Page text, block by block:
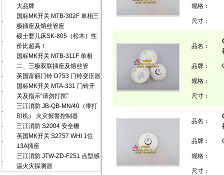
大品牌
·
国标MK开关 MTB-302F 单相三
极插座及熔丝管座
·
硕士婴儿床SK-805（松木）性
价比超高！
·
国标MK开关 MTB-311F 单相
二、三极双联插座及熔丝管
·
英国富丽门铃 D753 门铃变压器
·
国标MK开关 MTA-331 门铃开
关及指示“请勿打扰”
·
三江消防 JB-QB-MN/40（带打
印机） 火灾报警控制器
·
三江消防 S2004 安全栅
·
英国MK开关 S2757 WHI 1位
13A插座
·
三江消防 JTW-ZD-F251 点型感
温火灾探测器
规格：
尺寸：
品名：
品牌：
规格：
尺寸：
品名：
品牌：
规格：
尺寸：